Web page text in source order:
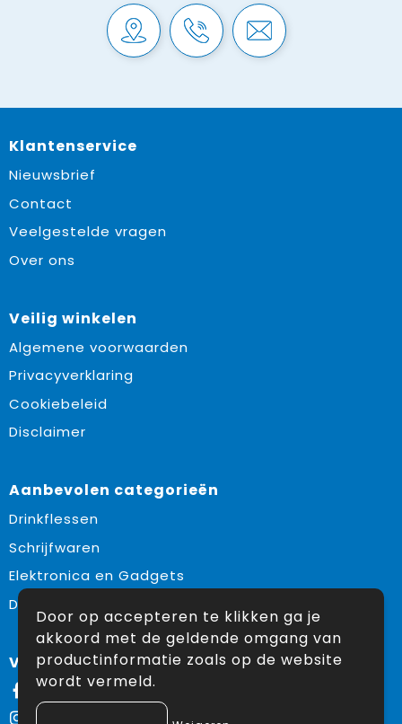
Klantenservice
Nieuwsbrief
Contact
Veelgestelde vragen
Over ons
Veilig winkelen
Algemene voorwaarden
Privacyverklaring
Cookiebeleid
Disclaimer
Aanbevolen categorieën
Drinkflessen
Schrijfwaren
Elektronica en Gadgets
Draagtassen
Volg ons op:
Facebook
Door op accepteren te klikken ga je
akkoord met de geldende omgang van
productinformatie zoals op de website
wordt vermeld.